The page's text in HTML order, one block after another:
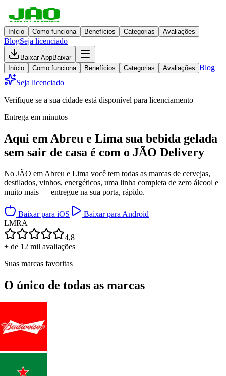
Início Como funciona Benefícios Categorias Avaliações
BlogSeja licenciado
Baixar AppBaixar
Início
Como funciona Benefícios Categorias Avaliações Blog
Seja licenciado
Verifique se a sua cidade está disponível para licenciamento
Entrega em minutos
Aqui em Abreu e Lima sua bebida gelada
sem sair de casa é com o JÃO Delivery
No JÃO em Abreu e Lima você tem todas as marcas de cervejas,
destilados, vinhos, energéticos, uma linha completa de zero álcool e
muito mais — entregue na sua porta, rápido.
Baixar para iOS
Baixar para Android
LMRA
4,8
+ de 12 mil avaliações
Suas marcas favoritas
O único de todas as marcas